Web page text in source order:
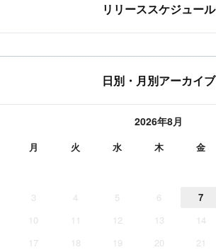
リリーススケジュール
日別・月別アーカイブ
2026年8月
月 火 水 木 金
3
4 5 6 7
10
11 12 13 14
17
18 19 20 21